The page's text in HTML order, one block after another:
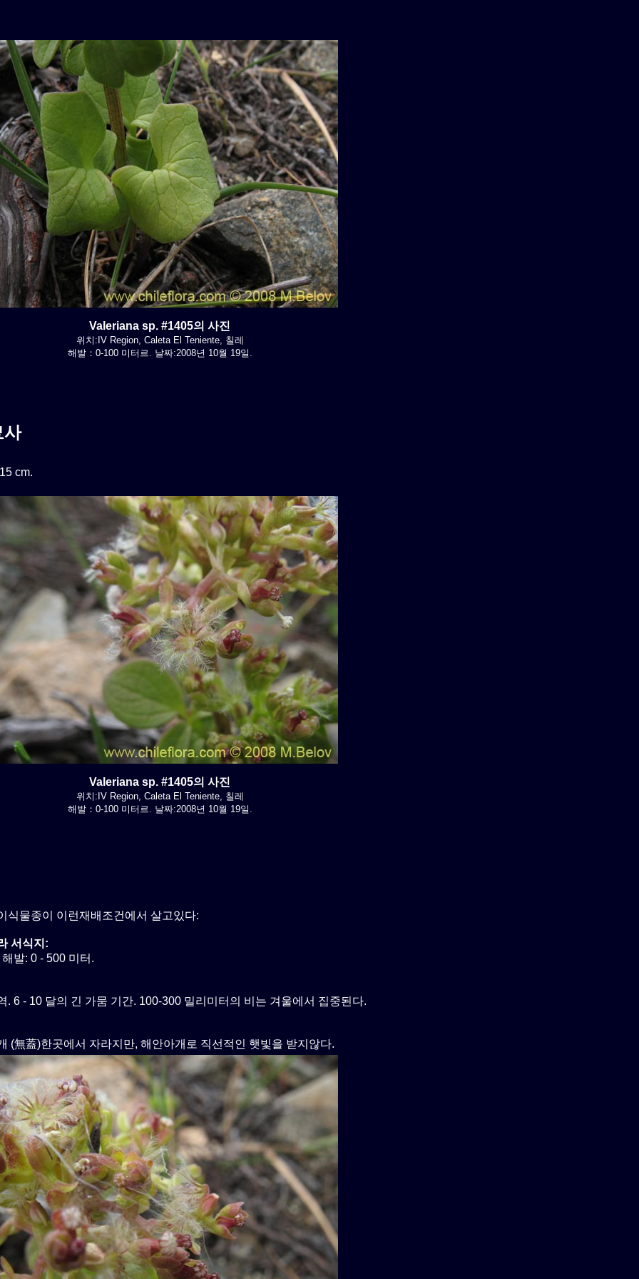
Valeriana sp. #1405의 사진
위치:IV Region, Caleta El Teniente, 칠레
해발：0-100 미터르. 날짜:2008년 10월 19일.
사
cm.
Valeriana sp. #1405의 사진
위치:IV Region, Caleta El Teniente, 칠레
해발：0-100 미터르. 날짜:2008년 10월 19일.
식물종이 이런재배조건에서 살고있다:
서식지:
발: 0 - 500 미터.
. 6 - 10 달의 긴 가뭄 기간. 100-300 밀리미터의 비는 겨울에서 집중된다.
(無蓋)한곳에서 자라지만, 해안아개로 직선적인 햇빛을 받지않다.